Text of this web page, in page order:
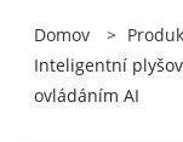
Domov >
Inteligentní
ovládáním AI